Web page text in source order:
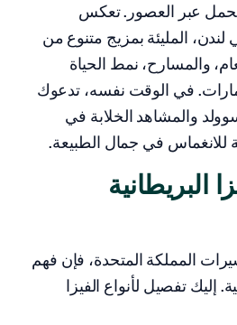
عبر العصور. تعكس
المليئة بمزيج متنوع من
والمسارح، نمط الحياة
في الوقت نفسه، تدعوك
والمشاهد الخلابة في
للانغماس في جمال الطبيعة.
البريطانية
المملكة المتحدة، فإن فهم
إليك تفصيل لأنواع الفيزا